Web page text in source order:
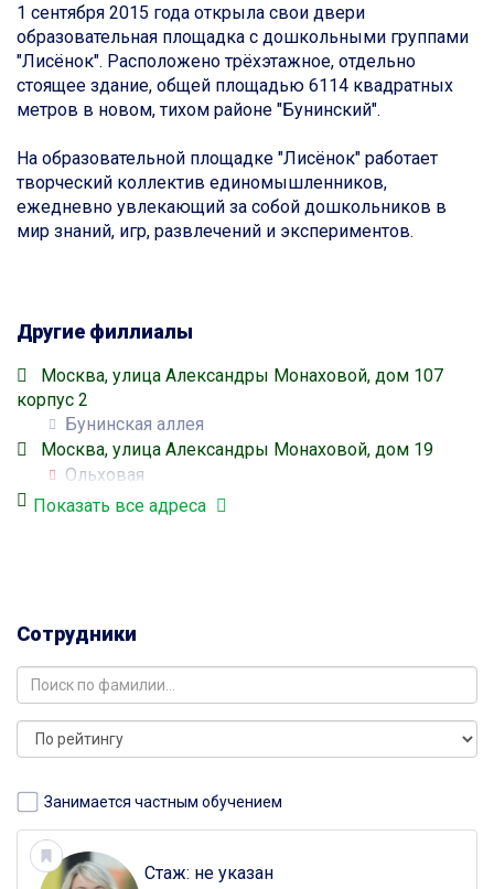
1 сентября 2015 года открыла свои двери
образовательная площадка с дошкольными группами
"Лисёнок". Расположено трёхэтажное, отдельно
стоящее здание, общей площадью 6114 квадратных
метров в новом, тихом районе "Бунинский".
На образовательной площадке "Лисёнок" работает
творческий коллектив единомышленников,
ежедневно увлекающий за собой дошкольников в
мир знаний, игр, развлечений и экспериментов.
Другие филлиалы
Москва, улица Александры Монаховой, дом 107
корпус 2
Бунинская аллея
Москва, улица Александры Монаховой, дом 19
Ольховая
Москва, улица Фитарёвская, дом 9
Коммунарка
Москва, улица Липовый парк, дом 5
Коммунарка
Москва, улица Липовый парк, дом 8
Коммунарка
Москва, улица Липовый парк, дом 9
Москва, бульвар Скандинавский, дом 4
Коммунарка
Москва, улица Бачуринская, дом 5
Ольховая
Показать все адреса
Сотрудники
Занимается частным обучением
Стаж: не указан